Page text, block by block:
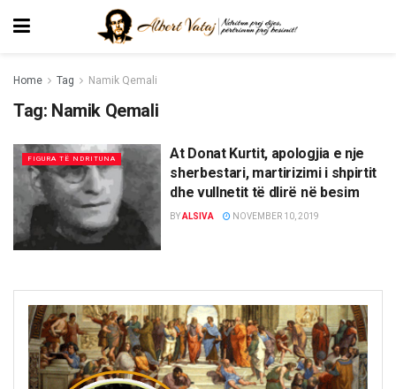
Home Tag Namik Qemali
Tag: Namik Qemali
FIGURA TË NDRITUNA
At Donat Kurtit, apologjia e nje
sherbestari, martirizimi i shpirtit
dhe vullnetit të dlirë në besim
BYALSIVA NOVEMBER 10, 2019